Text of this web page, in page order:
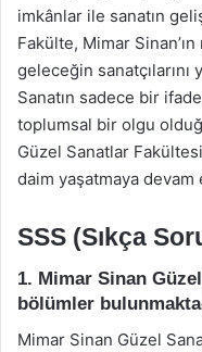
imkânlar ile sanatın
Fakülte, Mimar Sinan’ın
geleceğin
Sanatın sadece bir
toplumsal bir olgu
Güzel Sanatlar
daim yaşatmaya devam
SSS (Sıkça
1. Mimar Sinan
bölümler
Mimar Sinan Güzel